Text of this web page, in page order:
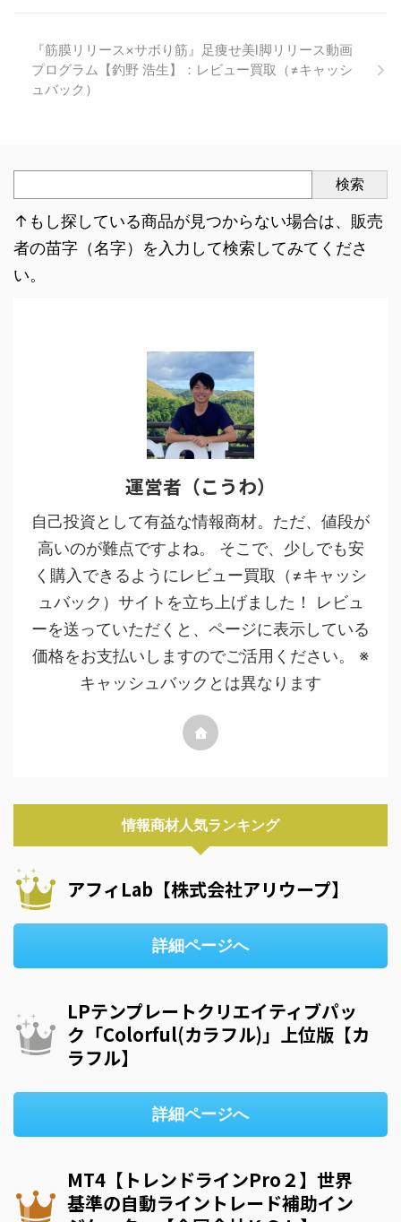
『筋膜リリース×サボり筋』足痩せ美l脚リリース動画
プログラム【釣野 浩生】：レビュー買取（≠キャッシ
ュバック）
検索
↑もし探している商品が見つからない場合は、販売
者の苗字（名字）を入力して検索してみてくださ
い。
運営者（こうわ）
自己投資として有益な情報商材。ただ、値段が
高いのが難点ですよね。 そこで、少しでも安
く購入できるようにレビュー買取（≠キャッシ
ュバック）サイトを立ち上げました！ レビュ
ーを送っていただくと、ページに表示している
価格をお支払いしますのでご活用ください。 ※
キャッシュバックとは異なります
情報商材人気ランキング
アフィLab【株式会社アリウープ】
詳細ページへ
LPテンプレートクリエイティブパッ
ク「Colorful(カラフル)」上位版【カ
ラフル】
詳細ページへ
MT4【トレンドラインPro２】世界
基準の自動ライントレード補助イン